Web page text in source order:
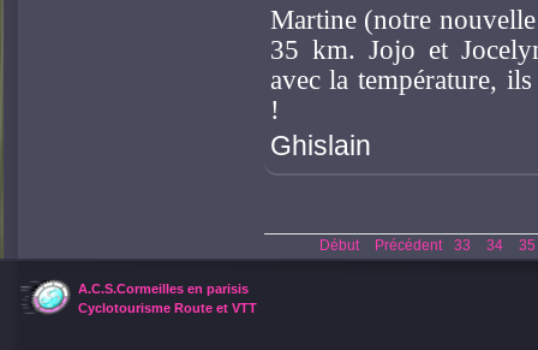
Martine (notre
35 km. Jojo et
avec la température,
!
Ghislain
Début Précédent 33 34 35
A.C.S.Cormeilles en parisis
Cyclotourisme Route et VTT